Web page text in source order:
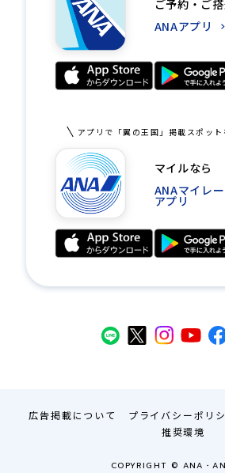
ご予約・ご
ANAアプリ
アプリで「翼の王国」掲載スポット
マイルなら
ANAマイレ
アプリ
広告掲載について プライバシーポリ
推奨環境
COPYRIGHT © ANA・